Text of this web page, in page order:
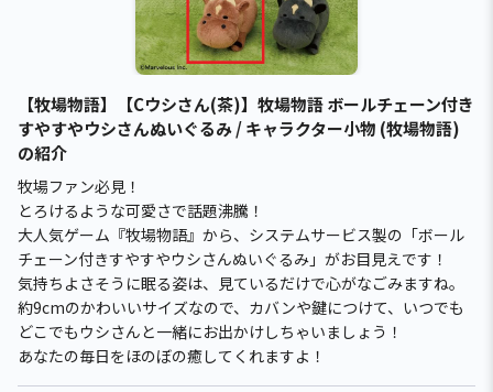
【牧場物語】【Cウシさん(茶)】牧場物語 ボールチェーン付き
すやすやウシさんぬいぐるみ / キャラクター小物 (牧場物語)
の紹介
牧場ファン必見！
とろけるような可愛さで話題沸騰！
大人気ゲーム『牧場物語』から、システムサービス製の「ボール
チェーン付きすやすやウシさんぬいぐるみ」がお目見えです！
気持ちよさそうに眠る姿は、見ているだけで心がなごみますね。
約9cmのかわいいサイズなので、カバンや鍵につけて、いつでも
どこでもウシさんと一緒にお出かけしちゃいましょう！
あなたの毎日をほのぼの癒してくれますよ！